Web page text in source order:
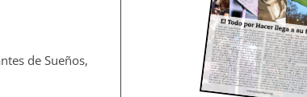
de Sueños,